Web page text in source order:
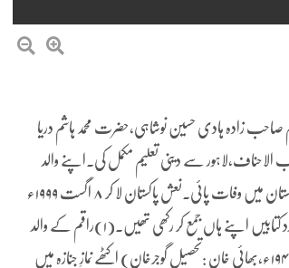
والد محترم صاحب زادہ ہادی حسین نوشاہی،حضرت محمد ہاشم دریا
سے ہیں. مڈل تک تعلیم حاصل کی۔۱۹۴۵ء میں مدرسہ حزب الاحناف،لاہور سے دینی تعلیم مکمل کی.اپنے والد
صاحب کے مرید ہوئے.۵ اگست ۱۹۹۹ء کو زخم معدہ کی وجہ سے بر منگھم ہارٹ لینڈ ہسپتال ،انگلستان میں وفات پائی.نعش پاکستان لا کر ۸ اگست ۱۹۹۹ء
کو سنگھوئی میں دفن کی گئی. آپ کو علم تاریخ اور فن موسیقی سے خاص شغف تھا.موسیقی پر متعدد کتابیں اپنے ہاں جمع کر رکھی تھیں.(۱)راقم کے والد
محترم ملک مختار علی احمد چشتی صابری وارثی(پ:۱۹۴۷ء) اور سیدحبیب شاہ بخاری(پ:۱۸ مئی ۱۹۴۱ء،بھائی خان :تحصیل گوجرخان) اکٹھے نمازِ جنازہ میں